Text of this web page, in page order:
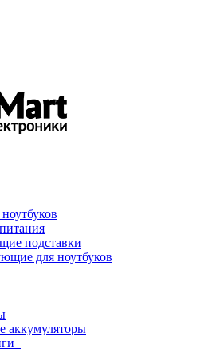
подставки
для ноутбуков
аккумуляторы